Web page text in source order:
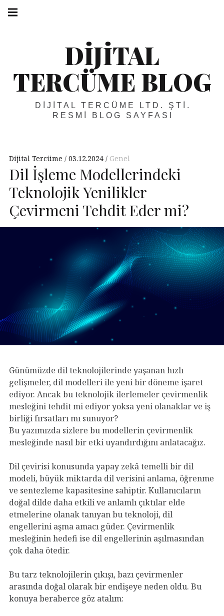
Skip
DIJITAL
TERCÜME BLOG
DIJITAL TERCÜME LTD. ŞTI.
RESMI BLOG SAYFASI
navigation
Dijital Tercüme 03.12.2024 Genel
Dil İşleme Modellerindeki
Teknolojik Yenilikler
Çevirmeni Tehdit Eder mi?
Günümüzde dil teknolojilerinde yaşanan hızlı
gelişmeler, dil modelleri ile yeni bir döneme işaret
ediyor. Ancak bu teknolojik ilerlemeler çevirmenlik
mesleğini tehdit mi ediyor yoksa yeni olanaklar ve iş
birliği fırsatları mı sunuyor?
Bu yazımızda sizlere bu modellerin çevirmenlik
mesleğinde nasıl bir etki uyandırdığını anlatacağız.
Dil çevirisi konusunda yapay zekâ temelli bir dil
modeli, büyük miktarda dil verisini anlama, öğrenme
ve sentezleme kapasitesine sahiptir. Kullanıcıların
doğal dilde daha etkili ve anlamlı çıktılar elde
etmelerine olanak tanıyan bu teknoloji, dil
engellerini aşma amacı güder. Çevirmenlik
mesleğinin hedefi ise dil engellerinin aşılmasından
çok daha ötedir.
Bu tarz teknolojilerin çıkışı, bazı çevirmenler
arasında doğal olarak bir endişeye neden oldu. Bu
konuya beraberce göz atalım: